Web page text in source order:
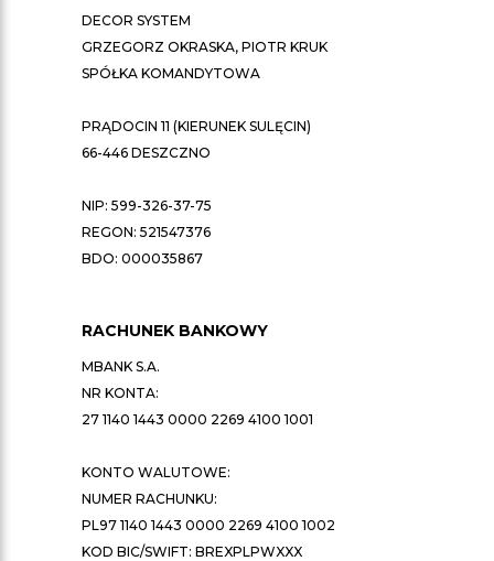
DECOR SYSTEM
GRZEGORZ OKRASKA, PIOTR KRUK
SPÓŁKA KOMANDYTOWA
PRĄDOCIN 11 (KIERUNEK SULĘCIN)
66-446 DESZCZNO
NIP: 599-326-37-75
REGON: 521547376
BDO: 000035867
RACHUNEK BANKOWY
MBANK S.A.
NR KONTA:
27 1140 1443 0000 2269 4100 1001
KONTO WALUTOWE:
NUMER RACHUNKU:
PL97 1140 1443 0000 2269 4100 1002
KOD BIC/SWIFT: BREXPLPWXXX